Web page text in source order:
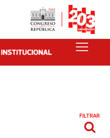
FILTRAR